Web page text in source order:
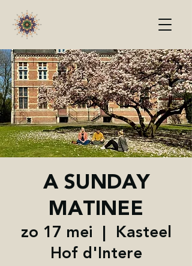
A SUNDAY
MATINEE
zo 17 mei
  |
Kasteel
Hof d'Intere